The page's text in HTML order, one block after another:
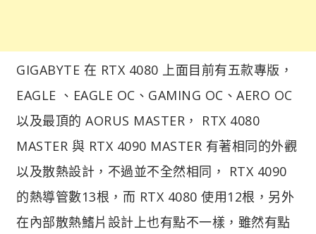
GIGABYTE 在 RTX 4080 上面目前有五款專版，
EAGLE 、EAGLE OC、GAMING OC、AERO OC
以及最頂的 AORUS MASTER， RTX 4080
MASTER 與 RTX 4090 MASTER 有著相同的外觀
以及散熱設計，不過並不全然相同， RTX 4090
的熱導管數13根，而 RTX 4080 使用12根，另外
在內部散熱鰭片設計上也有點不一樣，雖然有點